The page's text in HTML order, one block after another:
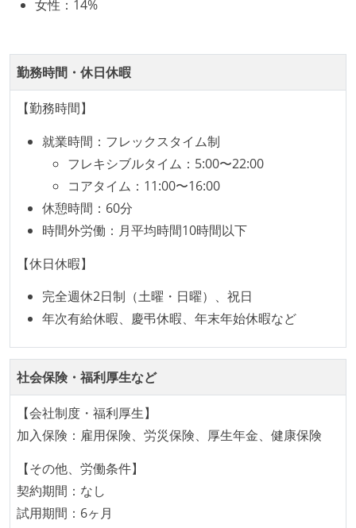
ング部門の人間が経営に参加している
設計・実装から運用までを同じ開発チームが担い、フ
ロントエンド、バックエンド、インフラといった役割
の境界を超えて、個人が必要な範囲にまで染み出して
いく姿勢が根付いている
ユーザーのニーズや課題を理解するために、開発チー
ムのメンバーが、ユーザーインタビューに参加してい
る
OS やエディタ、IDE といった個人の環境は、各自の責
企画を決定する場に、実装を担当する開発メンバーが
参加している
タスクの見積もりは、実装を担当するメンバーが中心
全体のスケジュール管理は、途中の成果を随時確認し
ながら、納期または盛り込む機能を柔軟に調整する形
で行う
プロダクトの開発言語やフレームワークなど主要な構
ていない
コード品質向上のための取り組み
女性 ： 14%
勤務時間・休日休暇
【勤務時間】
就業時間：フレックスタイム制
フレキシブルタイム：5:00〜22:00
コアタイム：11:00〜16:00
休憩時間：60分
時間外労働：月平均時間10時間以下
【休日休暇】
完全週休2日制（土曜・日曜）、祝日
年次有給休暇、慶弔休暇、年末年始休暇など
社会保険・福利厚生など
【会社制度・福利厚生】
加入保険：雇用保険、労災保険、厚生年金、健康保険
【その他、労働条件】
契約期間：なし
試用期間：6ヶ月